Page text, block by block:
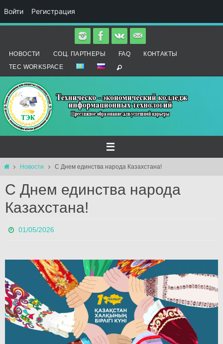
содержимому
Войти Регистрация
НОВОСТИ СОЦ. ПАРТНЕРЫ FAQ
КОНТАКТЫ
TEC WORKSPACE
Главная
Новости С Днем единства народа Казахстана!
С Днем единства народа
Казахстана!
01/05/2026